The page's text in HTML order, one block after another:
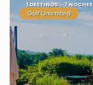
1 DESTINOS 7 NOCHES
Golf Unlimited